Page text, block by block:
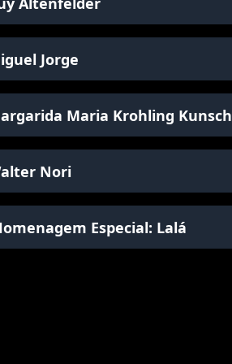
Jorge
Maria Krohling Kunsch
Nori
Especial: Lalá